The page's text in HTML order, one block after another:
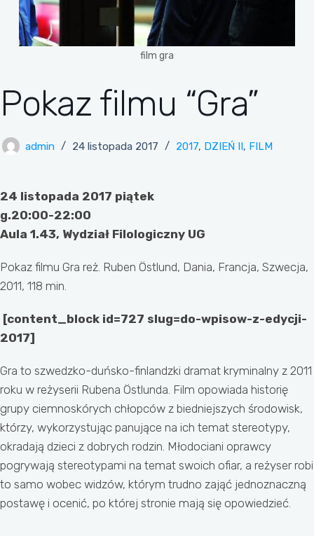
film gra
Pokaz filmu “Gra”
admin 24 listopada 2017 2017, DZIEŃ II, FILM
24 listopada 2017 piątek
g.20:00-22:00
Aula 1.43, Wydział Filologiczny UG
Pokaz filmu Gra reż. Ruben Östlund, Dania, Francja, Szwecja,
2011, 118 min.
[content_block id=727 slug=do-wpisow-z-edycji-
2017]
Gra to szwedzko-duńsko-finlandzki dramat kryminalny z 2011
roku w reżyserii Rubena Östlunda. Film opowiada historię
grupy ciemnoskórych chłopców z biedniejszych środowisk,
którzy, wykorzystując panujące na ich temat stereotypy,
okradają dzieci z dobrych rodzin. Młodociani oprawcy
pogrywają stereotypami na temat swoich ofiar, a reżyser robi
to samo wobec widzów, którym trudno zająć jednoznaczną
postawę i ocenić, po której stronie mają się opowiedzieć.